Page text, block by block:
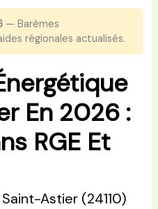
— Barèmes
régionales actualisés.
En 2026 :
RGE Et
Astier (24110)